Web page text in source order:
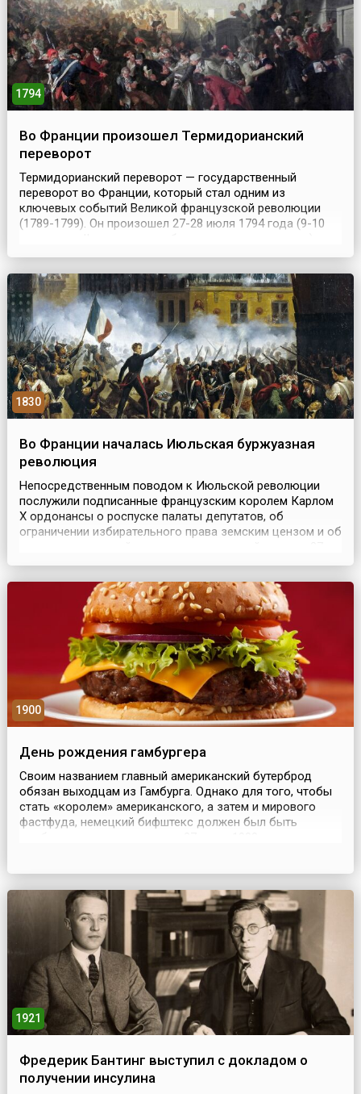
1794
Во Франции произошел Термидорианский
переворот
Термидорианский переворот — государственный
переворот во Франции, который стал одним из
ключевых событий Великой французской революции
(1789-1799). Он произошел 27-28 июля 1794 года (9-10
привел к аресту и казни Максимилиана Робеспьера и его
террора, а заодно — и революционных преобразований.
Само...
1830
Во Франции началась Июльская буржуазная
революция
Непосредственным поводом к Июльской революции
послужили подписанные французским королем Карлом
Х ордонансы о роспуске палаты депутатов, об
ограничении избирательного права земским цензом и об
июля 1830 года в Париже вспыхнуло массовое
конституционной хартии 1814 года и смещения кабинета
Полиньяка. Глав...
1900
День рождения гамбургера
Своим названием главный американский бутерброд
обязан выходцам из Гамбурга. Однако для того, чтобы
стать «королем» американского, а затем и мирового
фастфуда, немецкий бифштекс должен был быть
между двум...
1921
Фредерик Бантинг выступил с докладом о
получении инсулина